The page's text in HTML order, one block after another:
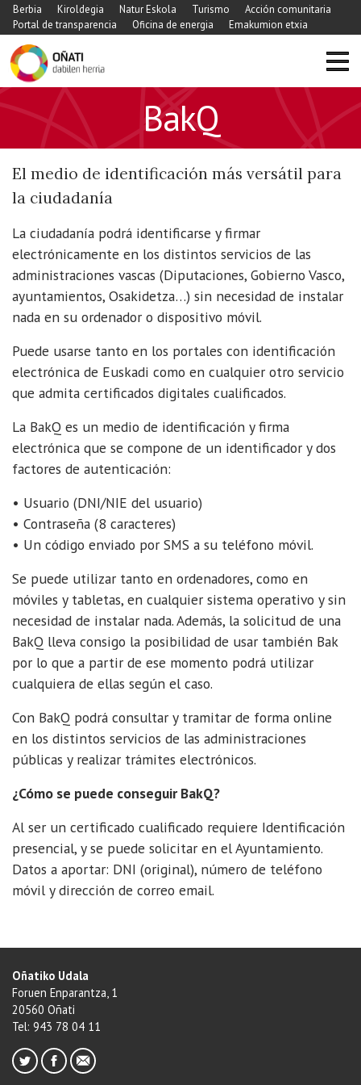
Berbia Kiroldegia Natur Eskola Turismo
Acción comunitaria
Portal de transparencia
Oficina de energia Emakumion etxia
BakQ
El medio de identificación más versátil para
la ciudadanía
La ciudadanía podrá identificarse y firmar
electrónicamente en los distintos servicios de las
administraciones vascas (Diputaciones, Gobierno Vasco,
ayuntamientos, Osakidetza…) sin necesidad de instalar
nada en su ordenador o dispositivo móvil.
Puede usarse tanto en los portales con identificación
electrónica de Euskadi como en cualquier otro servicio
que admita certificados digitales cualificados.
La BakQ es un medio de identificación y firma
electrónica que se compone de un identificador y dos
factores de autenticación:
• Usuario (DNI/NIE del usuario)
• Contraseña (8 caracteres)
• Un código enviado por SMS a su teléfono móvil.
Se puede utilizar tanto en ordenadores, como en
móviles y tabletas, en cualquier sistema operativo y sin
necesidad de instalar nada. Además, la solicitud de una
BakQ lleva consigo la posibilidad de usar también Bak
por lo que a partir de ese momento podrá utilizar
cualquiera de ellas según el caso.
Con BakQ podrá consultar y tramitar de forma online
en los distintos servicios de las administraciones
públicas y realizar trámites electrónicos.
¿Cómo se puede conseguir BakQ?
Al ser un certificado cualificado requiere Identificación
presencial, y se puede solicitar en el Ayuntamiento.
Datos a aportar: DNI (original), número de teléfono
móvil y dirección de correo email.
Oñatiko Udala
Foruen Enparantza, 1
20560 Oñati
Tel: 943 78 04 11